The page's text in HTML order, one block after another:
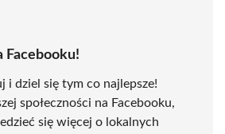
Facebooku!
i dziel się tym co najlepsze!
społeczności na Facebooku,
się więcej o lokalnych